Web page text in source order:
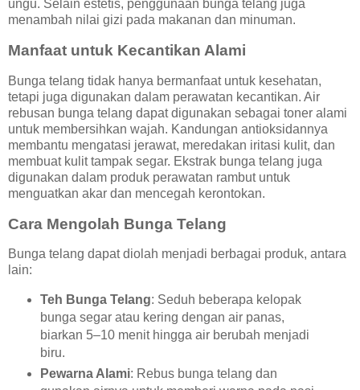
ungu. Selain estetis, penggunaan bunga telang juga
menambah nilai gizi pada makanan dan minuman.
Manfaat untuk Kecantikan Alami
Bunga telang tidak hanya bermanfaat untuk kesehatan,
tetapi juga digunakan dalam perawatan kecantikan. Air
rebusan bunga telang dapat digunakan sebagai toner alami
untuk membersihkan wajah. Kandungan antioksidannya
membantu mengatasi jerawat, meredakan iritasi kulit, dan
membuat kulit tampak segar. Ekstrak bunga telang juga
digunakan dalam produk perawatan rambut untuk
menguatkan akar dan mencegah kerontokan.
Cara Mengolah Bunga Telang
Bunga telang dapat diolah menjadi berbagai produk, antara
lain:
Teh Bunga Telang: Seduh beberapa kelopak
bunga segar atau kering dengan air panas,
biarkan 5–10 menit hingga air berubah menjadi
biru.
Pewarna Alami: Rebus bunga telang dan